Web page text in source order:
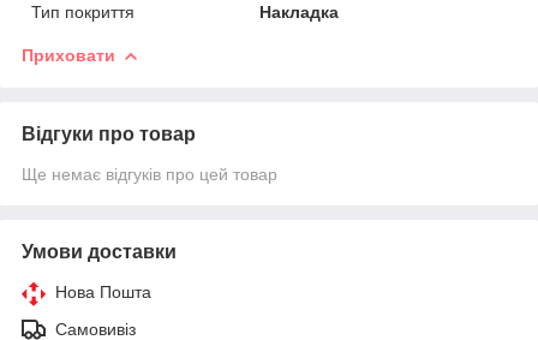
Тип покриття
Накладка
Приховати
Відгуки про товар
Ще немає відгуків про цей товар
Умови доставки
Нова Пошта
Самовивіз